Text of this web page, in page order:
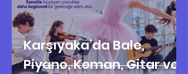
Karşıyaka’da Bale,
Piyano, Keman, Gitar ve